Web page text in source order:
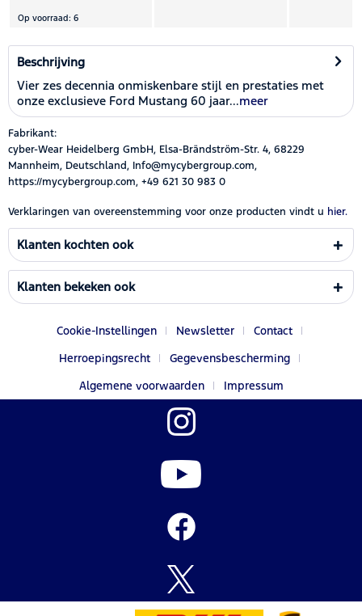
Op voorraad: 6
Beschrijving
Vier zes decennia onmiskenbare stijl en prestaties met
onze exclusieve Ford Mustang 60 jaar...meer
Fabrikant:
cyber-Wear Heidelberg GmbH, Elsa-Brändström-Str. 4, 68229
Mannheim, Deutschland, Info@mycybergroup.com,
https://mycybergroup.com, +49 621 30 983 0
Verklaringen van overeenstemming voor onze producten vindt u hier.
Klanten kochten ook
Klanten bekeken ook
Cookie-Instellingen Newsletter
Contact
Herroepingsrecht
Gegevensbescherming
Algemene voorwaarden
Impressum